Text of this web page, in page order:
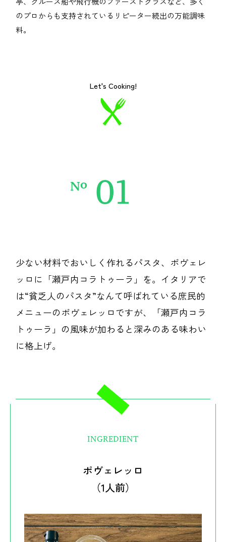
のプロからも支持されているリピーター続出の万能調味
料。
Let's Cooking!
No 01
少ない材料でおいしく作れるパスタ、ポヴェレ
ッロに「瀬戸内コラトゥーラ」を。イタリアで
は“貧乏人のパスタ”なんて呼ばれている庶民的
メニューのポヴェレッロですが、「瀬戸内コラ
トゥーラ」の風味が加わると深みのある味わい
に格上げ。
INGREDIENT
ポヴェレッロ
（1人前）
アウトドア 雑貨・ホビー
音楽・本 その他